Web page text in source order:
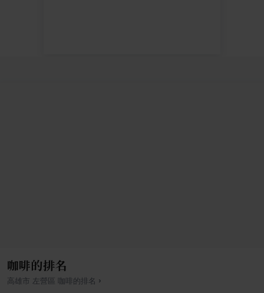
咖啡的排名
高雄市 左營區 咖啡 的排名 ›